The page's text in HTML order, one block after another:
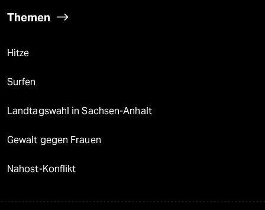
Themen
Hitze
Surfen
Landtagswahl in Sachsen-Anhalt
Gewalt gegen Frauen
Nahost-Konflikt